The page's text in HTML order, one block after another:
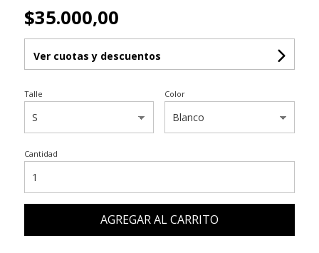
$35.000,00
Ver cuotas y descuentos
Talle Color
Cantidad
AGREGAR AL CARRITO